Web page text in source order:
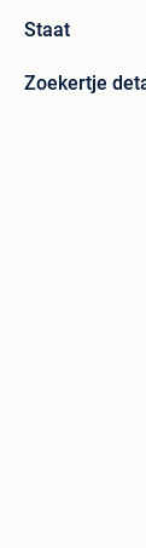
Staat
Zoekertje